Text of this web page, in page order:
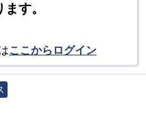
す。
ここからログイン